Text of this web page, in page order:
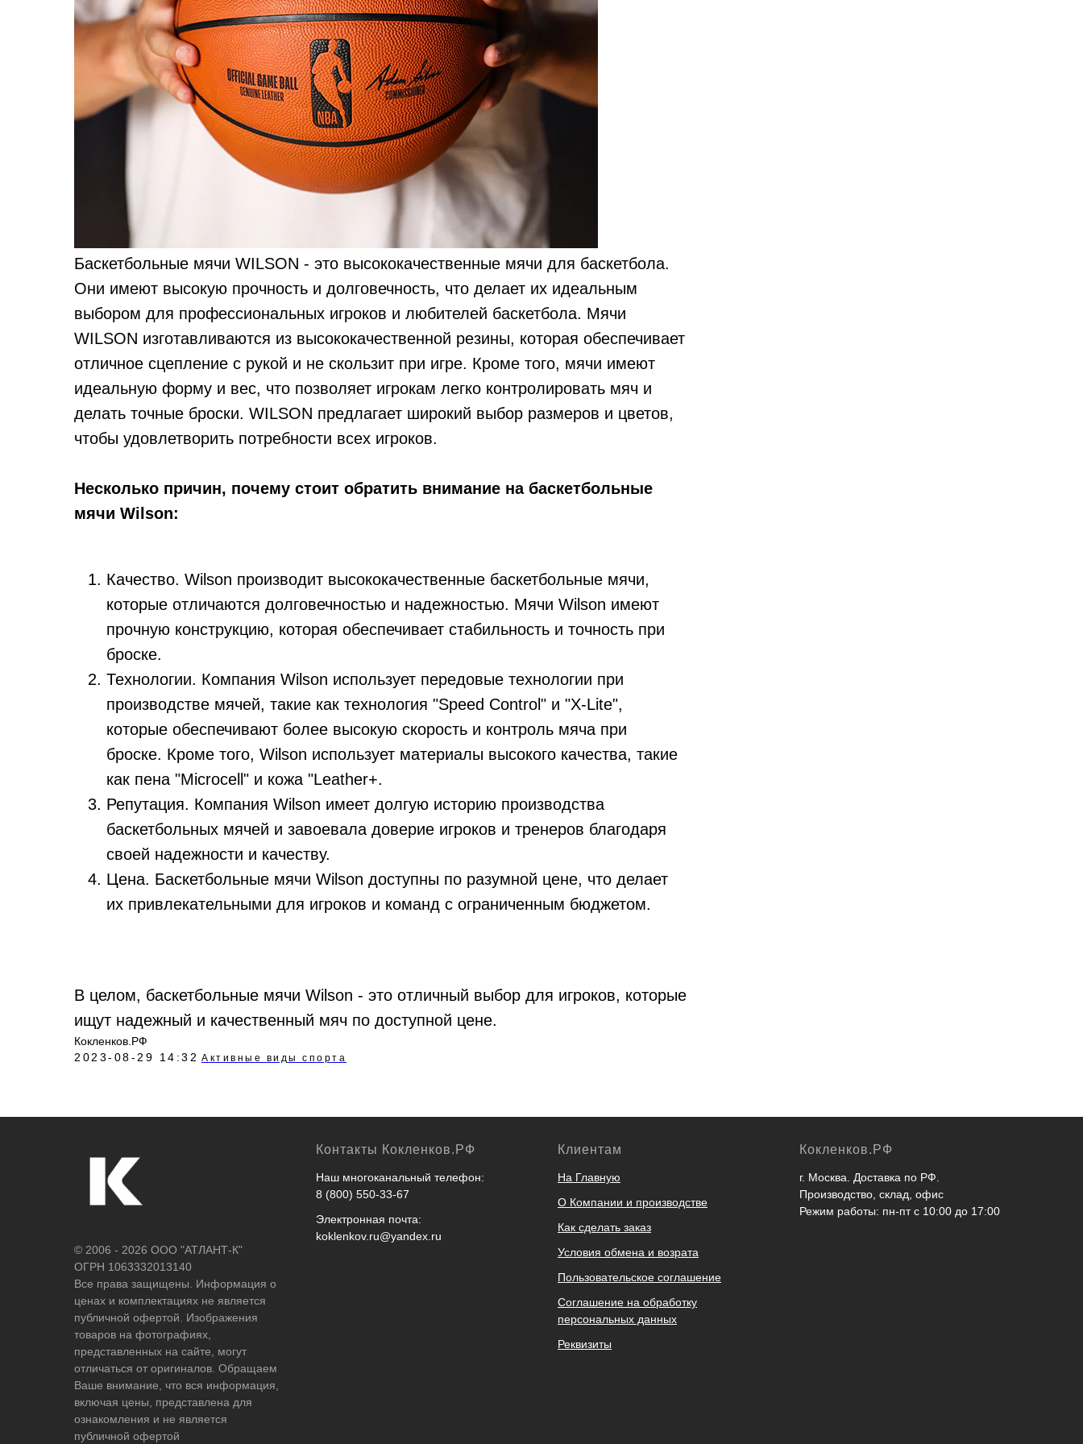
Баскетбольные мячи WILSON - это высококачественные мячи для баскетбола.
Они имеют высокую прочность и долговечность, что делает их идеальным
выбором для профессиональных игроков и любителей баскетбола. Мячи
WILSON изготавливаются из высококачественной резины, которая обеспечивает
отличное сцепление с рукой и не скользит при игре. Кроме того, мячи имеют
идеальную форму и вес, что позволяет игрокам легко контролировать мяч и
делать точные броски. WILSON предлагает широкий выбор размеров и цветов,
чтобы удовлетворить потребности всех игроков.
Несколько причин, почему стоит обратить внимание на баскетбольные
мячи Wilson:
Качество. Wilson производит высококачественные баскетбольные мячи,
которые отличаются долговечностью и надежностью. Мячи Wilson имеют
прочную конструкцию, которая обеспечивает стабильность и точность при
броске.
Технологии. Компания Wilson использует передовые технологии при
производстве мячей, такие как технология "Speed Control" и "X-Lite",
которые обеспечивают более высокую скорость и контроль мяча при
броске. Кроме того, Wilson использует материалы высокого качества, такие
как пена "Microcell" и кожа "Leather+.
Репутация. Компания Wilson имеет долгую историю производства
баскетбольных мячей и завоевала доверие игроков и тренеров благодаря
своей надежности и качеству.
Цена. Баскетбольные мячи Wilson доступны по разумной цене, что делает
их привлекательными для игроков и команд с ограниченным бюджетом.
В целом, баскетбольные мячи Wilson - это отличный выбор для игроков, которые
ищут надежный и качественный мяч по доступной цене.
Кокленков.РФ
2023-08-29 14:32 Активные виды спорта
© 2006 - 2026 ООО "АТЛАНТ-К"
ОГРН 1063332013140
Все права защищены. Информация о
ценах и комплектациях не является
публичной офертой. Изображения
товаров на фотографиях,
представленных на сайте, могут
отличаться от оригиналов. Обращаем
Ваше внимание, что вся информация,
включая цены, представлена для
ознакомления и не является
публичной офертой
Контакты Кокленков.РФ
Наш многоканальный телефон:
8 (800) 550-33-67
Электронная почта:
koklenkov.ru@yandex.ru
Клиентам
На Главную
О Компании и производстве
Как сделать заказ
Условия обмена и возрата
Пользовательское соглашение
Соглашение на обработку
персональных данных
Реквизиты
Кокленков.РФ
г. Москва. Доставка по РФ.
Производство, склад, офис
Режим работы: пн-пт с 10:00 до 17:00